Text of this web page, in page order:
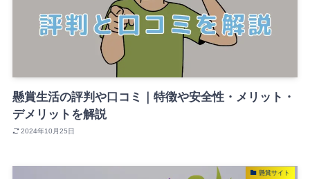
懸賞生活の評判や口コミ｜特徴や安全性・メリット・
デメリットを解説
2024年10月25日
懸賞サイト